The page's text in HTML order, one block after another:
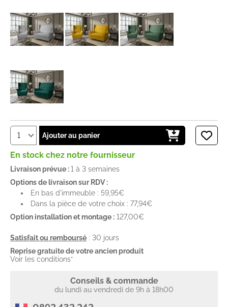
Ajouter au panier
En stock chez notre fournisseur
Livraison prévue :1 à 3 semaines
Options de livraison sur RDV :
En bas d'immeuble : 59,95€
Dans la pièce de votre choix : 77,94€
Option installation et montage : 127,00€
Satisfait ou remboursé : 30 jours
Reprise gratuite de votre ancien produit
Voir les conditions*
Conseils & commande
du lundi au vendredi de 9h à 18h00